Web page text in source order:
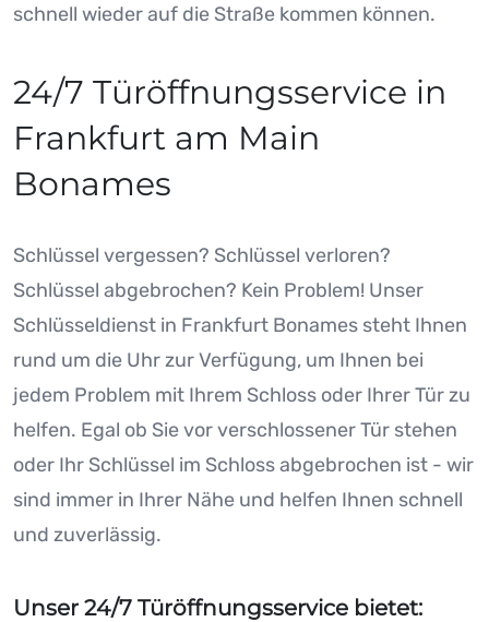
schnell wieder auf die Straße kommen können.
24/7 Türöffnungsservice in
Frankfurt am Main
Bonames
Schlüssel vergessen? Schlüssel verloren?
Schlüssel abgebrochen? Kein Problem! Unser
Schlüsseldienst in Frankfurt Bonames steht Ihnen
rund um die Uhr zur Verfügung, um Ihnen bei
jedem Problem mit Ihrem Schloss oder Ihrer Tür zu
helfen. Egal ob Sie vor verschlossener Tür stehen
oder Ihr Schlüssel im Schloss abgebrochen ist - wir
sind immer in Ihrer Nähe und helfen Ihnen schnell
und zuverlässig.
Unser 24/7 Türöffnungsservice bietet: